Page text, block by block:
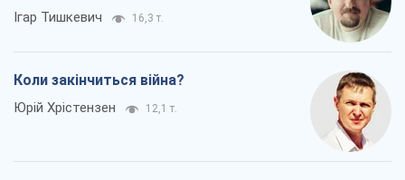
Ігар Тишкевич 16,3 т.
Коли закінчиться війна?
Юрій Хрістензен 12,1 т.